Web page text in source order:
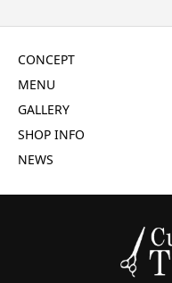
CONCEPT
MENU
GALLERY
SHOP INFO
NEWS